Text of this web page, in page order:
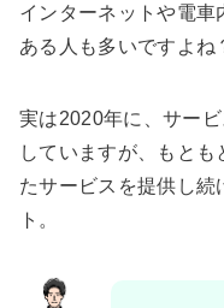
インターネットや電
ある人も多いですよね
実は2020年に、サー
していますが、もと
たサービスを提供し続
ト。